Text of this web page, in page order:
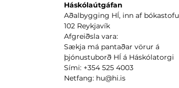
Háskólaútgáfan
Aðalbygging HÍ, inn af bókastofu
102 Reykjavík
Afgreiðsla vara:
Sækja má pantaðar vörur á
þjónustuborð HÍ á Háskólatorgi
Sími: +354 525 4003
Netfang: hu@hi.is